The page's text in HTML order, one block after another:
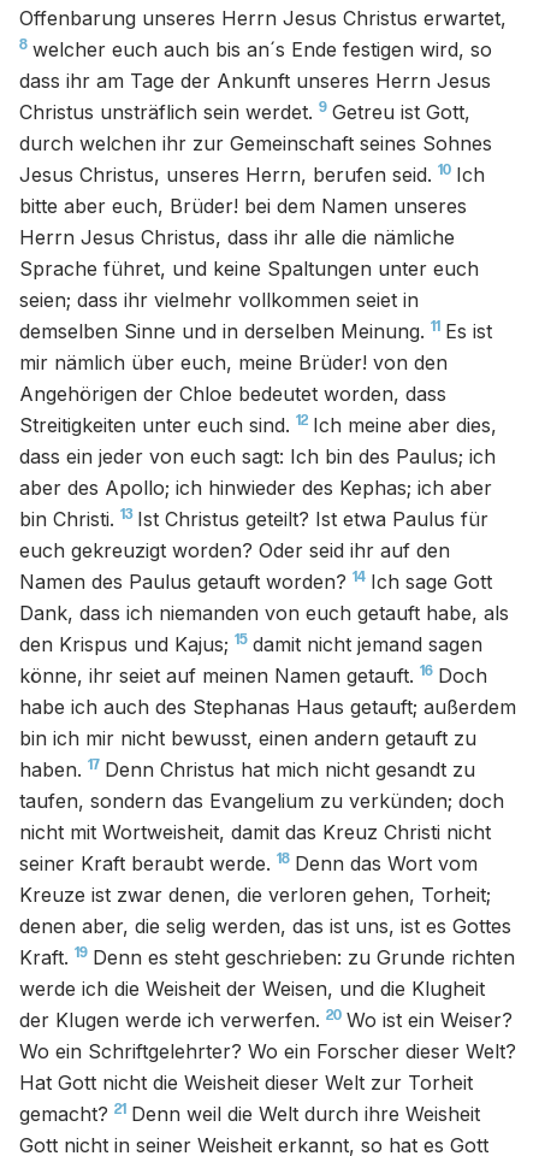
Offenbarung unseres Herrn Jesus Christus erwartet,
8 welcher euch auch bis an´s Ende festigen wird, so
dass ihr am Tage der Ankunft unseres Herrn Jesus
Christus unsträflich sein werdet. 9 Getreu ist Gott,
durch welchen ihr zur Gemeinschaft seines Sohnes
Jesus Christus, unseres Herrn, berufen seid. 10 Ich
bitte aber euch, Brüder! bei dem Namen unseres
Herrn Jesus Christus, dass ihr alle die nämliche
Sprache führet, und keine Spaltungen unter euch
seien; dass ihr vielmehr vollkommen seiet in
demselben Sinne und in derselben Meinung. 11 Es ist
mir nämlich über euch, meine Brüder! von den
Angehörigen der Chloe bedeutet worden, dass
Streitigkeiten unter euch sind. 12 Ich meine aber dies,
dass ein jeder von euch sagt: Ich bin des Paulus; ich
aber des Apollo; ich hinwieder des Kephas; ich aber
bin Christi. 13 Ist Christus geteilt? Ist etwa Paulus für
euch gekreuzigt worden? Oder seid ihr auf den
Namen des Paulus getauft worden? 14 Ich sage Gott
Dank, dass ich niemanden von euch getauft habe, als
den Krispus und Kajus; 15 damit nicht jemand sagen
könne, ihr seiet auf meinen Namen getauft. 16 Doch
habe ich auch des Stephanas Haus getauft; außerdem
bin ich mir nicht bewusst, einen andern getauft zu
haben. 17 Denn Christus hat mich nicht gesandt zu
taufen, sondern das Evangelium zu verkünden; doch
nicht mit Wortweisheit, damit das Kreuz Christi nicht
seiner Kraft beraubt werde. 18 Denn das Wort vom
Kreuze ist zwar denen, die verloren gehen, Torheit;
denen aber, die selig werden, das ist uns, ist es Gottes
Kraft. 19 Denn es steht geschrieben: zu Grunde richten
werde ich die Weisheit der Weisen, und die Klugheit
der Klugen werde ich verwerfen. 20 Wo ist ein Weiser?
Wo ein Schriftgelehrter? Wo ein Forscher dieser Welt?
Hat Gott nicht die Weisheit dieser Welt zur Torheit
gemacht? 21 Denn weil die Welt durch ihre Weisheit
Gott nicht in seiner Weisheit erkannt, so hat es Gott